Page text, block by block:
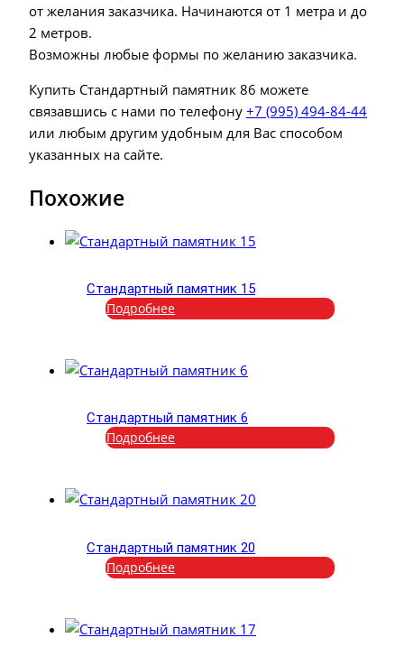
от желания заказчика. Начинаются от 1 метра и до
2 метров.
Возможны любые формы по желанию заказчика.
Купить Стандартный памятник 86 можете
связавшись с нами по телефону +7 (995) 494-84-44
или любым другим удобным для Вас способом
указанных на сайте.
Похожие
Стандартный памятник 15
Подробнее
Стандартный памятник 6
Подробнее
Стандартный памятник 20
Подробнее